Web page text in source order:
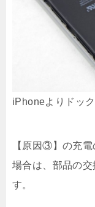
iPhoneよりドッ
【原因③】の充
場合は、部品の
す。